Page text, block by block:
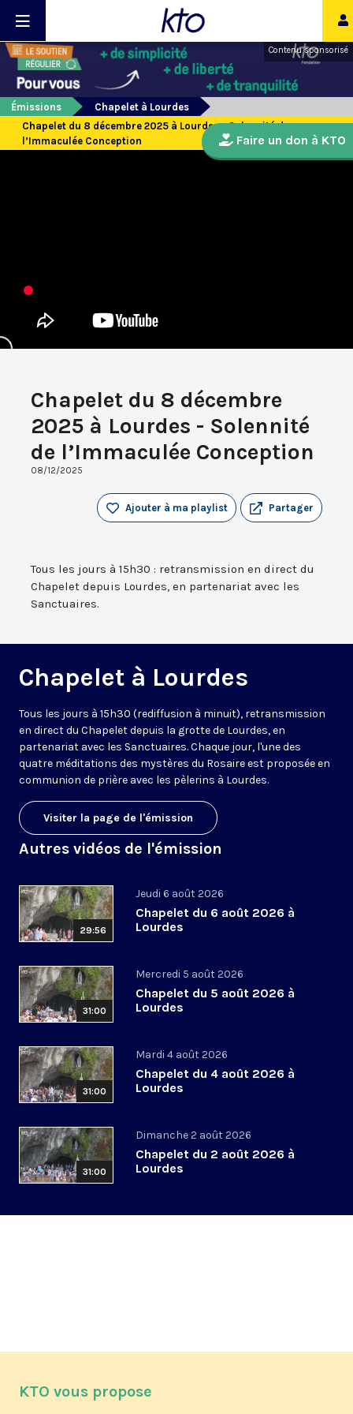
Contenu sponsorisé
Émissions
Chapelet à Lourdes
Chapelet du 8 décembre 2025 à Lourdes - Solennité de
l’Immaculée Conception
Chapelet du 8 décembre
2025 à Lourdes - Solennité
de l’Immaculée Conception
08/12/2025
Partager
Ajouter à ma playlist
Tous les jours à 15h30 : retransmission en direct du
Chapelet depuis Lourdes, en partenariat avec les
Sanctuaires.
Chapelet à Lourdes
Tous les jours à 15h30 (rediffusion à minuit), retransmission
en direct du Chapelet depuis la grotte de Lourdes, en
partenariat avec les Sanctuaires. Chaque jour, l'une des
quatre méditations des mystères du Rosaire est proposée en
communion de prière avec les pèlerins à Lourdes.
Visiter la page de l'émission
Autres vidéos de l'émission
29:56
Jeudi 6 août 2026
Chapelet du 6 août 2026 à
Lourdes
31:00
Mercredi 5 août 2026
Chapelet du 5 août 2026 à
Lourdes
31:00
Mardi 4 août 2026
Chapelet du 4 août 2026 à
Lourdes
31:00
Dimanche 2 août 2026
Chapelet du 2 août 2026 à
Lourdes
Faire un don à KTO
KTO vous propose